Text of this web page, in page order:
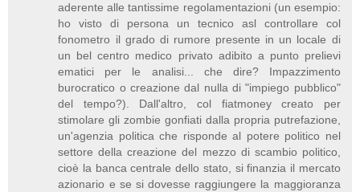
aderente alle tantissime regolamentazioni (un esempio:
ho visto di persona un tecnico asl controllare col
fonometro il grado di rumore presente in un locale di
un bel centro medico privato adibito a punto prelievi
ematici per le analisi... che dire? Impazzimento
burocratico o creazione dal nulla di "impiego pubblico"
del tempo?). Dall'altro, col fiatmoney creato per
stimolare gli zombie gonfiati dalla propria putrefazione,
un'agenzia politica che risponde al potere politico nel
settore della creazione del mezzo di scambio politico,
cioè la banca centrale dello stato, si finanzia il mercato
azionario e se si dovesse raggiungere la maggioranza